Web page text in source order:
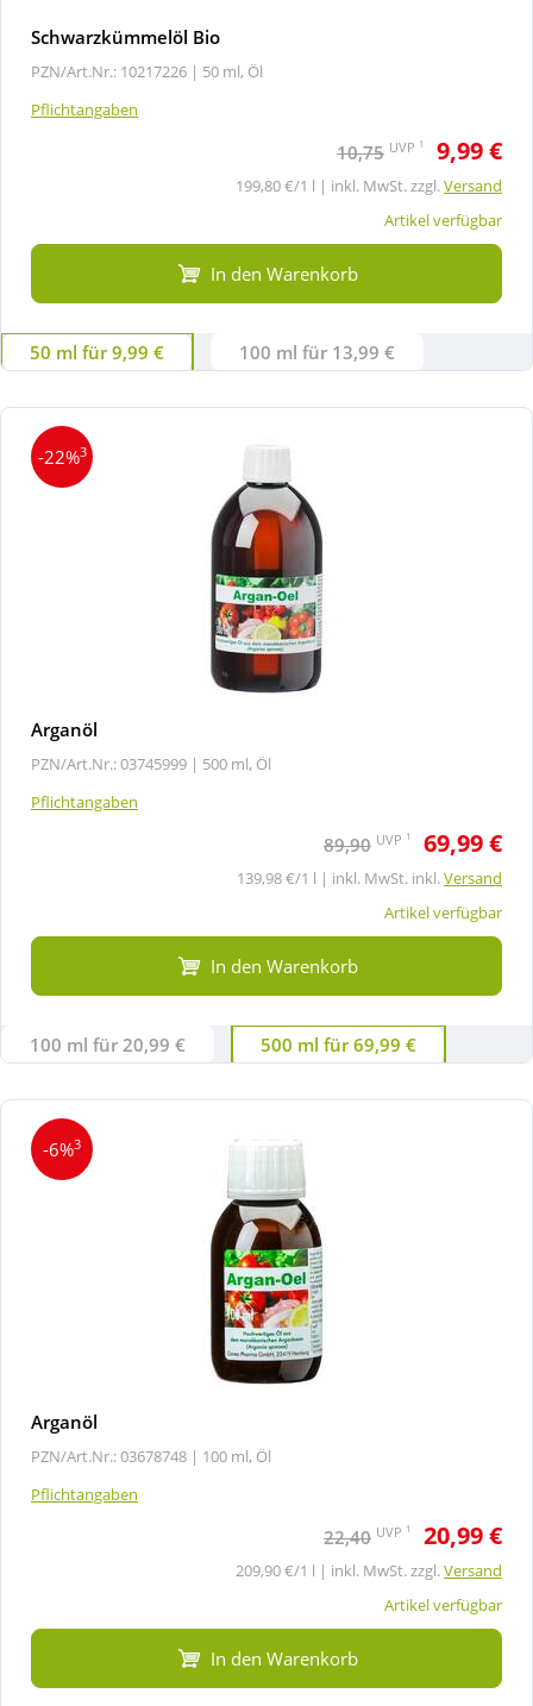
Schwarzkümmelöl Bio
PZN/Art.Nr.: 10217226 | 50 ml, Öl
Pflichtangaben
10,75 UVP 1 9,99 €
199,80 €/1 l | inkl. MwSt. zzgl.Versand
Artikel verfügbar
In den Warenkorb
50 ml für 9,99 € 100 ml für 13,99 €
-22%3
Arganöl
PZN/Art.Nr.: 03745999 | 500 ml, Öl
Pflichtangaben
89,90 UVP 1 69,99 €
139,98 €/1 l | inkl. MwSt. inkl.Versand
Artikel verfügbar
In den Warenkorb
100 ml für 20,99 € 500 ml für 69,99 €
-6%3
Arganöl
PZN/Art.Nr.: 03678748 | 100 ml, Öl
Pflichtangaben
22,40 UVP 1 20,99 €
209,90 €/1 l | inkl. MwSt. zzgl.Versand
Artikel verfügbar
In den Warenkorb